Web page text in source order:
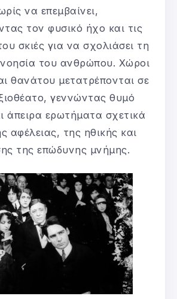
να επεμβαίνει,
τον φυσικό ήχο και τις
σκιές για να σχολιάσει τη
του ανθρώπου. Χώροι
θανάτου μετατρέπονται σε
γεννώντας θυμό
άπειρα ερωτήματα σχετικά
αφέλειας, της ηθικής και
της επώδυνης μνήμης.